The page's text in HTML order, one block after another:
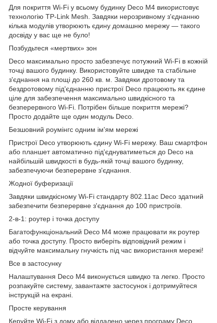
Для покриття Wi-Fi у всьому будинку Deco M4 використовує
технологію TP-Link Mesh. Завдяки нерозривному з'єднанню
кілька модулів утворюють єдину домашню мережу — такого
досвіду у вас ще не було!
Позбудьтеся «мертвих» зон
Deco максимально просто забезпечує потужний Wi-Fi в кожній
точці вашого будинку. Використовуйте швидке та стабільне
з'єднання на площі до 260 кв. м. Завдяки дротовому та
бездротовому під'єднанню пристрої Deco працюють як єдине
ціле для забезпечення максимально швидкісного та
безперервного Wi-Fi. Потрібен більше покриття мережі?
Просто додайте ще один модуль Deco.
Безшовний роумінгс одним ім'ям мережі
Пристрої Deco утворюють єдину Wi-Fi мережу. Ваш смартфон
або планшет автоматично під'єднуватиметься до Deco на
найбільшій швидкості в будь-якій точці вашого будинку,
забезпечуючи безперервне з'єднання.
Жодної буферизації
Завдяки швидкісному Wi-Fi стандарту 802.11ac Deco здатний
забезпечити безперервне з'єднання до 100 пристроїв.
2-в-1: роутер і точка доступу
Багатофункціональний Deco M4 може працювати як роутер
або точка доступу. Просто виберіть відповідний режим і
відчуйте максимальну гнучкість під час використання мережі!
Все в застосунку
Налаштування Deco M4 виконується швидко та легко. Просто
розпакуйте систему, завантажте застосунок і дотримуйтеся
інструкцій на екрані.
Просте керування
Керуйте Wi-Fi з дому або віддалено через програму Deco.